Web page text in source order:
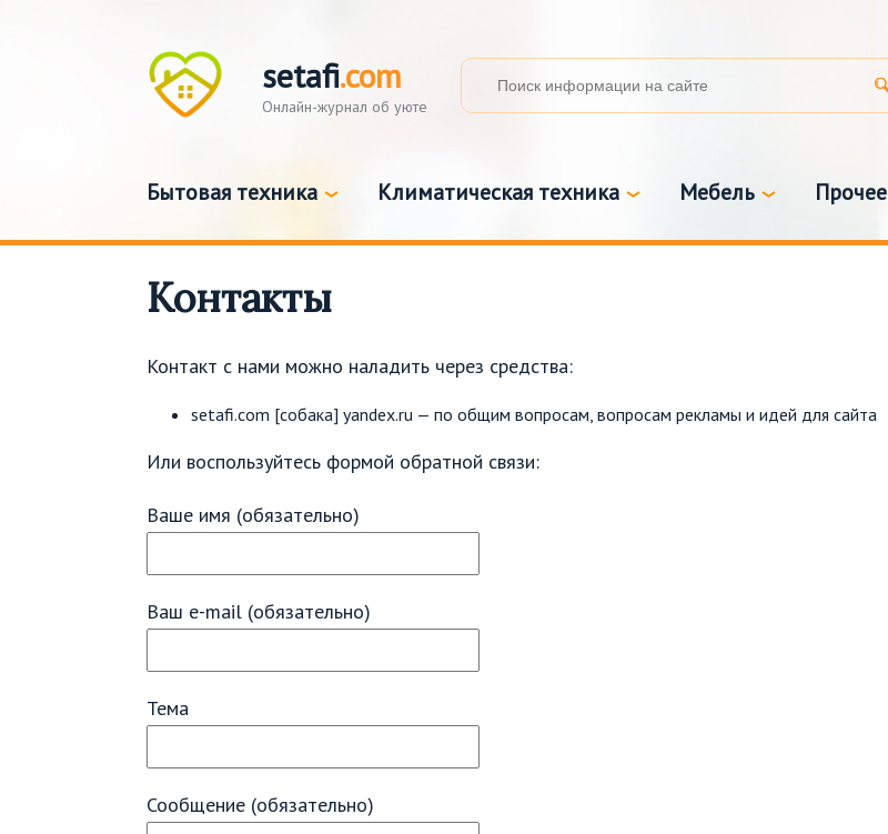
setafi.com
Онлайн-журнал об уюте
Бытовая техника Климатическая техника Мебель Прочее
Контакты
Контакт с нами можно наладить через средства:
setafi.com [собака] yandex.ru — по общим вопросам, вопросам рекламы и идей для сайта
Или воспользуйтесь формой обратной связи:
Ваше имя (обязательно)
Ваш e-mail (обязательно)
Тема
Сообщение (обязательно)